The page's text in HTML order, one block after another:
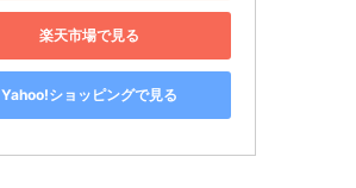
楽天市場で見る
Yahoo!ショッピングで見る